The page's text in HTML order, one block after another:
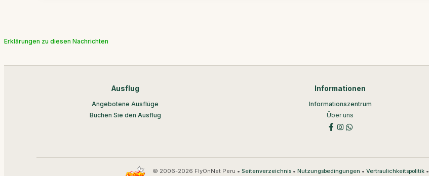
Erklärungen zu diesen Nachrichten
Ausflug
Angebotene Ausflüge
Buchen Sie den Ausflug
Informationen
Informationszentrum
Über uns
© 2006-2026 FlyOnNet Peru • Seitenverzeichnis• Nutzungsbedingungen • Vertraulichkeitspolitik•